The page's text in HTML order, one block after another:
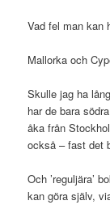
Vad fel man kan
Mallorka och
Skulle jag ha
har de bara
åka från
också – fast det
Och ’reguljära’
kan göra själv,